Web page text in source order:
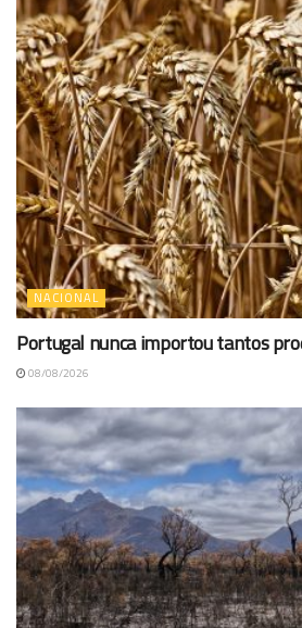
NACIONAL
Portugal nunca importou tantos
08/08/2026